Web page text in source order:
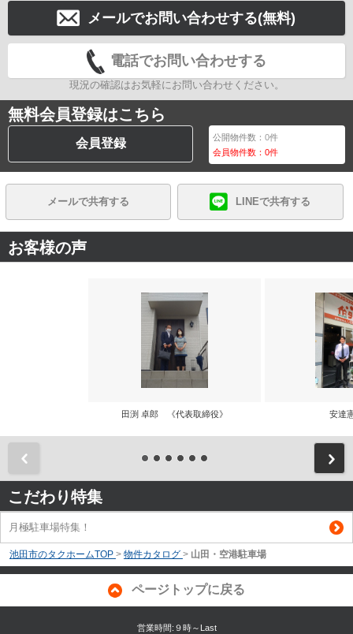
メールでお問い合わせする(無料)
電話でお問い合わせする
現況の確認はお気軽にお問い合わせください。
無料会員登録はこちら
会員登録 公開物件数：0件
会員物件数：0件
メールで共有する LINEで共有する
お客様の声
田渕 卓郎 《代表取締役》 安達
こだわり特集
月極駐車場特集！
池田市のタクホームTOP > 物件カタログ > 山田・空港駐車場
ページトップに戻る
営業時間:９時～Last